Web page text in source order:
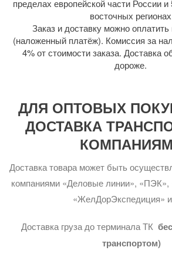
пределах европейской части России и
восточных
Заказ и доставку можно
(наложенный платёж). Комиссия за
4% от стоимости заказа. Доставка
дороже.
ДЛЯ ОПТОВЫХ
ДОСТАВКА
Доставка товара может быть
компаниями «Деловые линии», «ПЭК»,
«ЖелДорЭкспедиция»
Доставка груза до терминала ТК
транспортом)